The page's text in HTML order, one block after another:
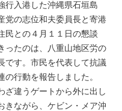
行入港した沖縄県石垣島
党の志位和夫委員長と寄港
民との４月１１日の懇談
ったのは、八重山地区労の
です。市民を代表して抗議
の行動を報告しました。
ざ違うゲートから外に出し
きながら、ケビン・メア沖